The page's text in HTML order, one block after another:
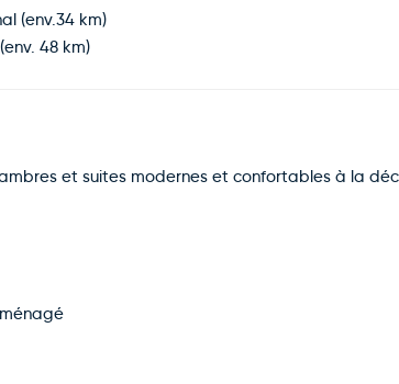
(env.34 km)
48 km)
et suites modernes et confortables à la